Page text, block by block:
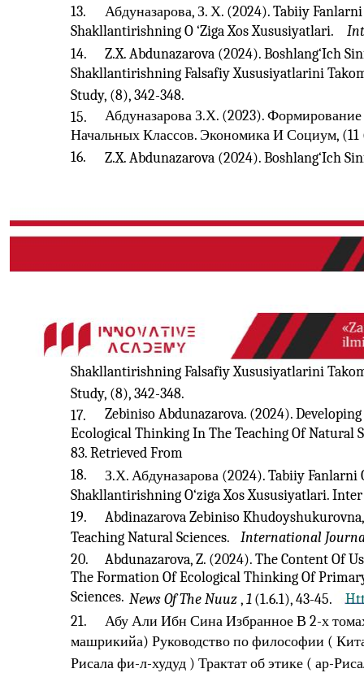
13.
Абдуназарова, З. Х. (2024). Tabiiy
Shakllantirishning O ‘Ziga Xos Xususiyatlari.
14.
Z.X. Abdunazarova (2024). Boshlang‘Ich
Shakllantirishning Falsafiy Xususiyatlarini
Study, (8), 342-348.
15.
Абдуназарова З.Х. (2023).
Начальных Классов. Экономика И Социум, (11
16.
Z.X. Abdunazarova (2024). Boshlang‘Ich
Shakllantirishning Falsafiy Xususiyatlarini
Study, (8), 342-348.
17.
Zebiniso Abdunazarova. (2024).
Ecological Thinking In The Teaching Of Natural
83. Retrieved From
18.
З.Х. Абдуназарова (2024). Tabiiy
Shakllantirishning O‘ziga Xos Xususiyatlari.
19.
Abdinazarova Zebiniso
Teaching Natural Sciences.
International
20.
Abdunazarova, Z. (2024). The Content Of
The Formation Of Ecological Thinking Of
Sciences. News Of The Nuuz,1(1.6.1), 43-45.
21.
Абу Али Ибн Сина Избранное В 2-х
машрикийа) Руководство по философии (
Рисала фи-л-худуд ) Трактат об этике ( ар-